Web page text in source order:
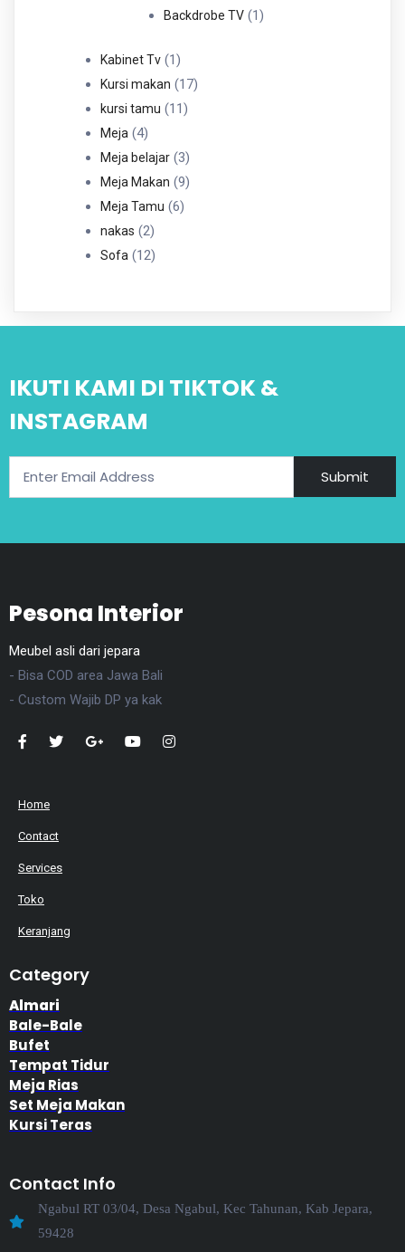
Produk
Backdrobe TV 11
Kabinet Tv 11
Produk
Kursi makan 1717
kursi tamu 1111
Meja 44
Produk
Meja belajar 33
Produk
Meja Makan 99
Meja Tamu 66
nakas 22
Produk
Sofa 1212
IKUTI KAMI DI TIKTOK &
INSTAGRAM
Submit
Pesona Interior
Meubel asli dari jepara
- Bisa COD area Jawa Bali
- Custom Wajib DP ya kak
Home
Contact
Services
Toko
Keranjang
Category
Almari
Bale-Bale
Bufet
Tempat Tidur
Meja Rias
Set Meja Makan
Kursi Teras
Contact Info
Ngabul RT 03/04, Desa Ngabul, Kec Tahunan, Kab Jepara,
59428